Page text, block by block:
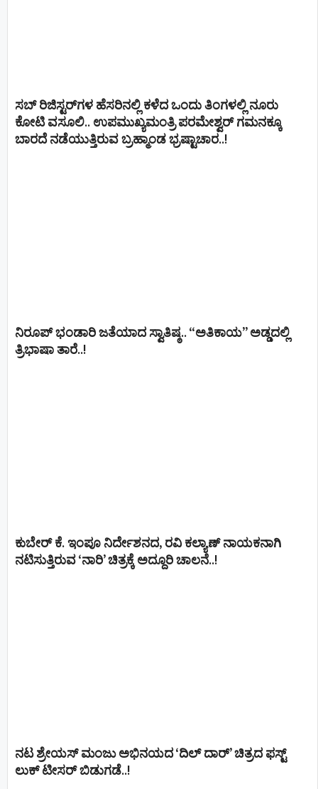
ಸಬ್ ರಿಜಿಸ್ಟರ್​ಗಳ ಹೆಸರಿನಲ್ಲಿ ಕಳೆದ ಒಂದು ತಿಂಗಳಲ್ಲಿ ನೂರು
ಕೋಟಿ ವಸೂಲಿ.. ಉಪಮುಖ್ಯಮಂತ್ರಿ ಪರಮೇಶ್ವರ್​ ಗಮನಕ್ಕೂ
ಬಾರದೆ ನಡೆಯುತ್ತಿರುವ ಬ್ರಹ್ಮಾಂಡ ಭ್ರಷ್ಟಾಚಾರ..!
ನಿರೂಪ್ ಭಂಡಾರಿ ಜತೆಯಾದ ಸ್ವಾತಿಷ್ಠ.. “ಅತಿಕಾಯ” ಅಡ್ಡದಲ್ಲಿ
ತ್ರಿಭಾಷಾ ತಾರೆ..!
ಕುಬೇರ್ ಕೆ. ಇಂಪೂ ನಿರ್ದೇಶನದ, ರವಿ ಕಲ್ಯಾಣ್‍ ನಾಯಕನಾಗಿ
ನಟಿಸುತ್ತಿರುವ ‘ನಾರಿ’ ಚಿತ್ರಕ್ಕೆ ಅದ್ದೂರಿ ಚಾಲನೆ..!
ನಟ ಶ್ರೇಯಸ್ ಮಂಜು ಅಭಿನಯದ ‘ದಿಲ್ ದಾರ್’ ಚಿತ್ರದ ಫಸ್ಟ್
ಲುಕ್ ಟೀಸರ್ ಬಿಡುಗಡೆ..!